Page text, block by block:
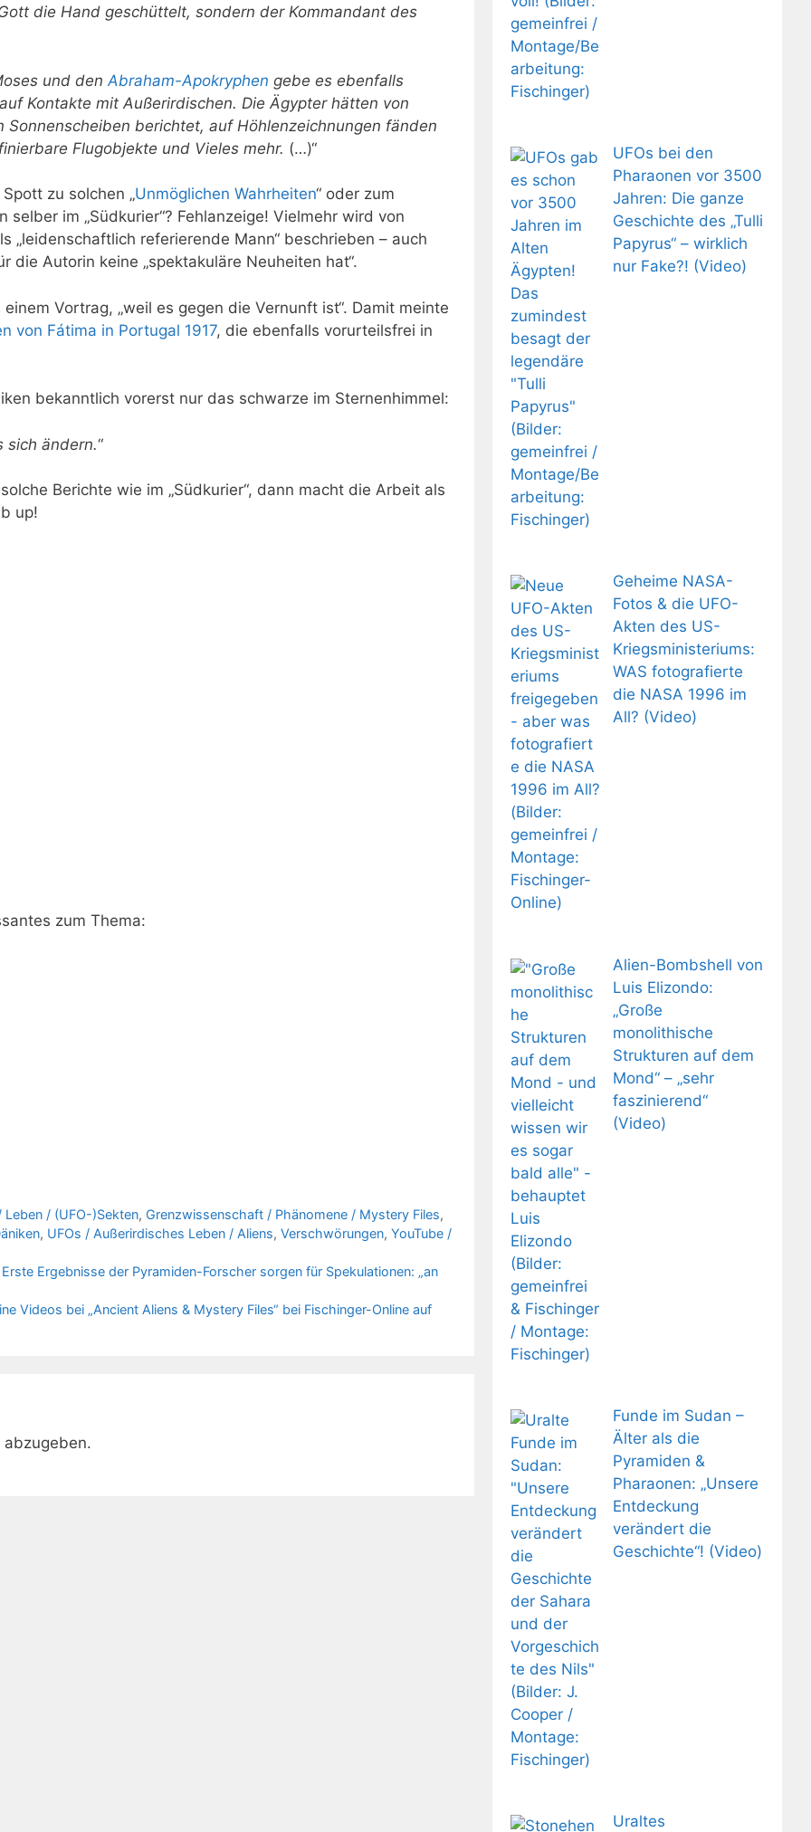
die Hand geschüttelt, sondern der Kommandant des
und den Abraham-Apokryphen gebe es ebenfalls
Kontakte mit Außerirdischen. Die Ägypter hätten von
Sonnenscheiben berichtet, auf Höhlenzeichnungen fänden
Flugobjekte und Vieles mehr. (…)“
zu solchen „Unmöglichen Wahrheiten“ oder zum
selber im „Südkurier“? Fehlanzeige! Vielmehr wird von
„leidenschaftlich referierende Mann“ beschrieben – auch
die Autorin keine „spektakuläre Neuheiten hat“.
Vortrag, „weil es gegen die Vernunft ist“. Damit meinte
von Fátima in Portugal 1917, die ebenfalls vorurteilsfrei in
bekanntlich vorerst nur das schwarze im Sternenhimmel:
sich ändern.“
Berichte wie im „Südkurier“, dann macht die Arbeit als
up!
zum Thema:
Leben / (UFO-)Sekten, Grenzwissenschaft / Phänomene / Mystery Files,
, UFOs / Außerirdisches Leben / Aliens, Verschwörungen, YouTube /
Ergebnisse der Pyramiden-Forscher sorgen für Spekulationen: „an
Videos bei „Ancient Aliens & Mystery Files“ bei Fischinger-Online auf
abzugeben.
UFOs bei den
Pharaonen vor 3500
Jahren: Die ganze
Geschichte des „Tulli
Papyrus“ – wirklich
nur Fake?! (Video)
Geheime NASA-
Fotos & die UFO-
Akten des US-
Kriegsministeriums:
WAS fotografierte
die NASA 1996 im
All? (Video)
Alien-Bombshell von
Luis Elizondo:
„Große
monolithische
Strukturen auf dem
Mond“ – „sehr
faszinierend“
(Video)
Funde im Sudan –
Älter als die
Pyramiden &
Pharaonen: „Unsere
Entdeckung
verändert die
Geschichte“! (Video)
Uraltes